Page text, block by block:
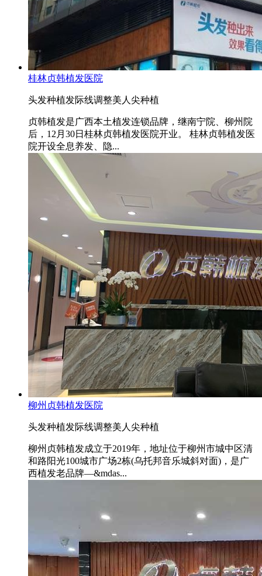
桂林贞韩植发医院
头发种植发际线调整美人尖种植
贞韩植发是广西本土植发连锁品牌，继南宁院、柳州院
后，12月30日桂林贞韩植发医院开业。 桂林贞韩植发医
院开设全息养发、隐...
柳州贞韩植发医院
头发种植发际线调整美人尖种植
柳州贞韩植发成立于2019年，地址位于柳州市城中区清
和路阳光100城市广场2栋(乌托邦音乐城斜对面)，是广
西植发老品牌—&mdas...